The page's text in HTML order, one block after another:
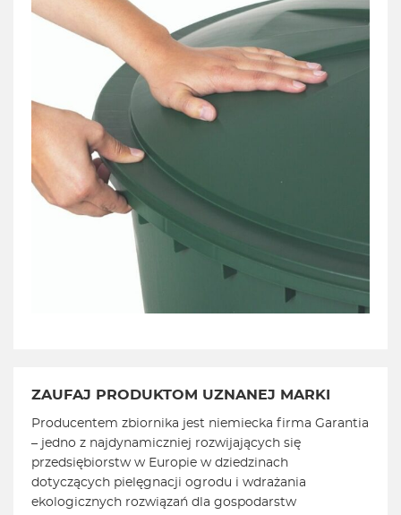
ZAUFAJ PRODUKTOM UZNANEJ MARKI
Producentem zbiornika jest niemiecka firma Garantia
– jedno z najdynamiczniej rozwijających się
przedsiębiorstw w Europie w dziedzinach
dotyczących pielęgnacji ogrodu i wdrażania
ekologicznych rozwiązań dla gospodarstw